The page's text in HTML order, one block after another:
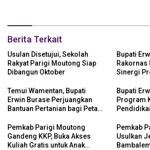
Berita Terkait
Usulan Disetujui, Sekolah
Rakyat Parigi Moutong Siap
Dibangun Oktober
Bupati
Rakornas
Sinergi
Temui Wamentan, Bupati
Erwin Burase Perjuangkan
Bantuan Pertanian bagi Petani
Bupati
Program
Pemkab Parigi Moutong
Gandeng KKP, Buka Akses
Kuliah Gratis untuk Anak
Pemkab
Usulkan